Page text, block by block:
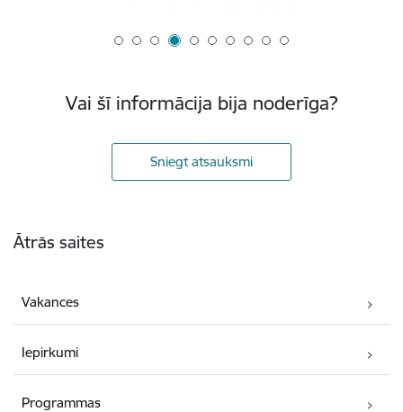
Vai šī informācija bija noderīga?
Sniegt atsauksmi
Ātrās saites
Vakances
Iepirkumi
Programmas